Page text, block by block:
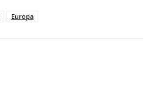
Europa